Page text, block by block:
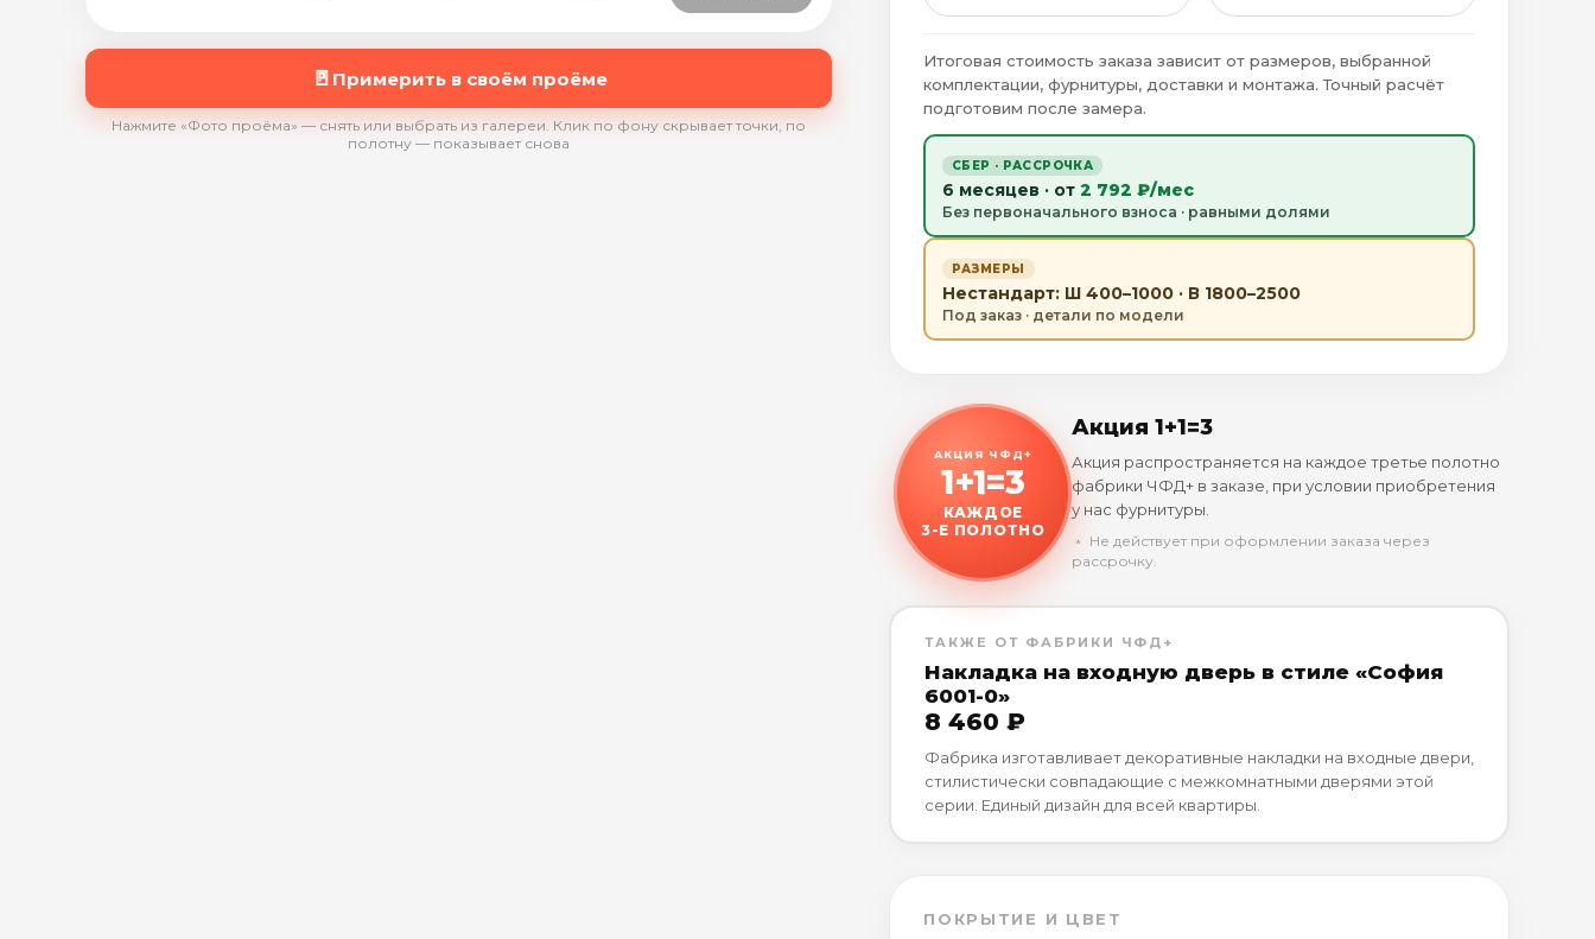
🚪 Примерить в своём проёме
Нажмите «Фото проёма» — снять или выбрать из галереи. Клик по фону скрывает точки, по
полотну — показывает снова
Итоговая стоимость заказа зависит от размеров, выбранной
комплектации, фурнитуры, доставки и монтажа. Точный расчёт
подготовим после замера.
СБЕР · РАССРОЧКА
6 месяцев · от 2 792 ₽/мес
Без первоначального взноса · равными долями
РАЗМЕРЫ
Нестандарт: Ш 400–1000 · В 1800–2500
Под заказ · детали по модели
АКЦИЯ ЧФД+
1+1=3
КАЖДОЕ
3-Е ПОЛОТНО
Акция 1+1=3
Акция распространяется на каждое третье полотно
фабрики ЧФД+ в заказе, при условии приобретения
у нас фурнитуры.
﹡ Не действует при оформлении заказа через
рассрочку.
ТАКЖЕ ОТ ФАБРИКИ ЧФД+
Накладка на входную дверь в стиле «София
6001-0»
8 460 ₽
Фабрика изготавливает декоративные накладки на входные двери,
стилистически совпадающие с межкомнатными дверями этой
серии. Единый дизайн для всей квартиры.
ПОКРЫТИЕ И ЦВЕТ